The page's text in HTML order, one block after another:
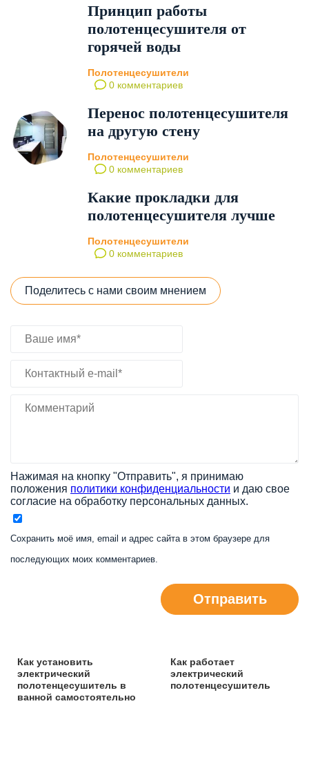
Принцип работы
полотенцесушителя от
горячей воды
Полотенцесушители
0 комментариев
Перенос полотенцесушителя
на другую стену
Полотенцесушители
0 комментариев
Какие прокладки для
полотенцесушителя лучше
Полотенцесушители
0 комментариев
Поделитесь с нами своим мнением
Нажимая на кнопку "Отправить", я принимаю
положения политики конфиденциальности и даю свое
согласие на обработку персональных данных.
Сохранить моё имя, email и адрес сайта в этом браузере для
последующих моих комментариев.
Отправить
Как установить
электрический
полотенцесушитель в
ванной самостоятельно
Как работает
электрический
полотенцесушитель